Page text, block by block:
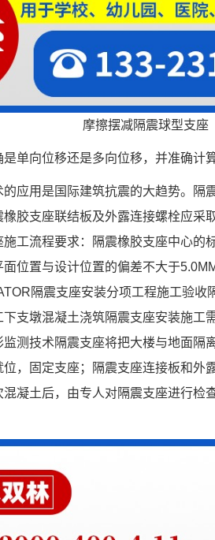
摩擦摆减隔震球型支座
单向位移还是多向位移，并准确计
的应用是国际建筑抗震的大趋势。隔
胶支座联结板及外露连接螺栓应采
工流程要求：隔震橡胶支座中心的
位置与设计位置的偏差不大于
隔震支座安装分项工程施工验收
支墩混凝土浇筑隔震支座安装施工
测技术隔震支座将把大楼与地面隔
位，固定支座；隔震支座连接板和外
凝土后，由专人对隔震支座进行检